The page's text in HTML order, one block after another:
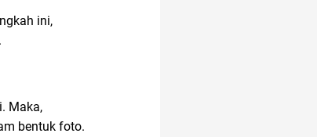
ini,
Maka,
bentuk foto.